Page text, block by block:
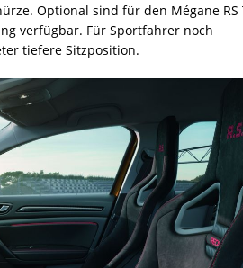
Optional sind für den Mégane RS
verfügbar. Für Sportfahrer noch
tiefere Sitzposition.